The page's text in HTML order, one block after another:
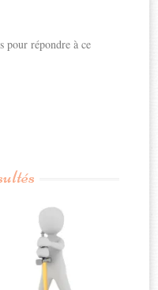
pour répondre à ce